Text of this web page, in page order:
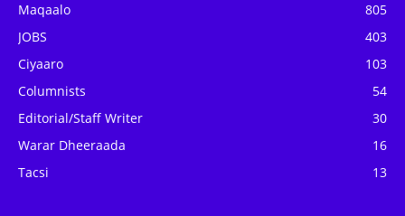
Maqaalo
805
JOBS
403
Ciyaaro
103
Columnists
54
Editorial/Staff Writer
30
Warar Dheeraada
16
Tacsi
13